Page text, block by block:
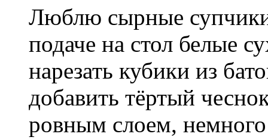
Люблю сырные
подаче на стол белые
нарезать кубики из
добавить тёртый
ровным слоем,